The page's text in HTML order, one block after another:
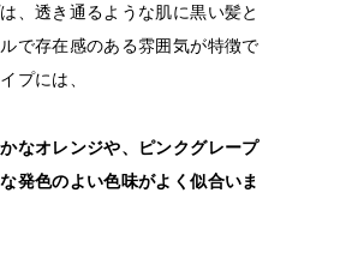
、透き通るような肌に黒い髪と
で存在感のある雰囲気が特徴で
プには、
なオレンジや、ピンクグレープ
発色のよい色味がよく似合いま